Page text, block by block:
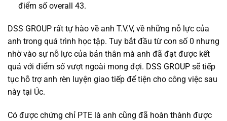
điểm số overall 43.
DSS GROUP rất tự hào về anh T.V.V, về những nỗ lực của
anh trong quá trình học tập. Tuy bắt đầu từ con số 0 nhưng
nhờ vào sự nỗ lực của bản thân mà anh đã đạt được kết
quả với điểm số vượt ngoài mong đợi. DSS GROUP sẽ tiếp
tục hỗ trợ anh rèn luyện giao tiếp để tiện cho công việc sau
này tại Úc.
Có được chứng chỉ PTE là anh cũng đã hoàn thành được